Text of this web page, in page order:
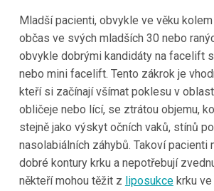
Mladší pacienti, obvykle ve věku
občas ve svých mladších 30 nebo
obvykle dobrými kandidáty na facelift
nebo mini facelift. Tento zákrok je
kteří si začínají všímat poklesu v
obličeje nebo lící, se ztrátou objemu,
stejně jako výskyt očních vaků, stínů
nasolabiálních záhybů. Takoví pacienti
dobré kontury krku a nepotřebují
někteří mohou těžit z liposukcekrku ve